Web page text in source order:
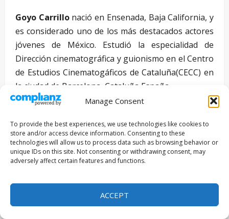
Manage Consent
To provide the best experiences, we use technologies like cookies to
store and/or access device information. Consenting to these
technologies will allow us to process data such as browsing behavior or
unique IDs on this site. Not consenting or withdrawing consent, may
adversely affect certain features and functions.
ACCEPT
Goyo Carrillonació en Ensenada, Baja California, y
es considerado uno de los más destacados actores
jóvenes de México. Estudió la especialidad de
Dirección cinematográfica y guionismo en el Centro
de Estudios Cinematogáficos de Cataluña(CECC) en
la ciudad de Barcelona, Cataluña España.
En 2006 cursó el diplomado de producción y
realización cinematográfica en el mexicano Centro
de Capacitación Cinematográfica. Formó parte de
distintas agrupaciones teatrales profesionales en
la ciudad de Tijuana como actor.